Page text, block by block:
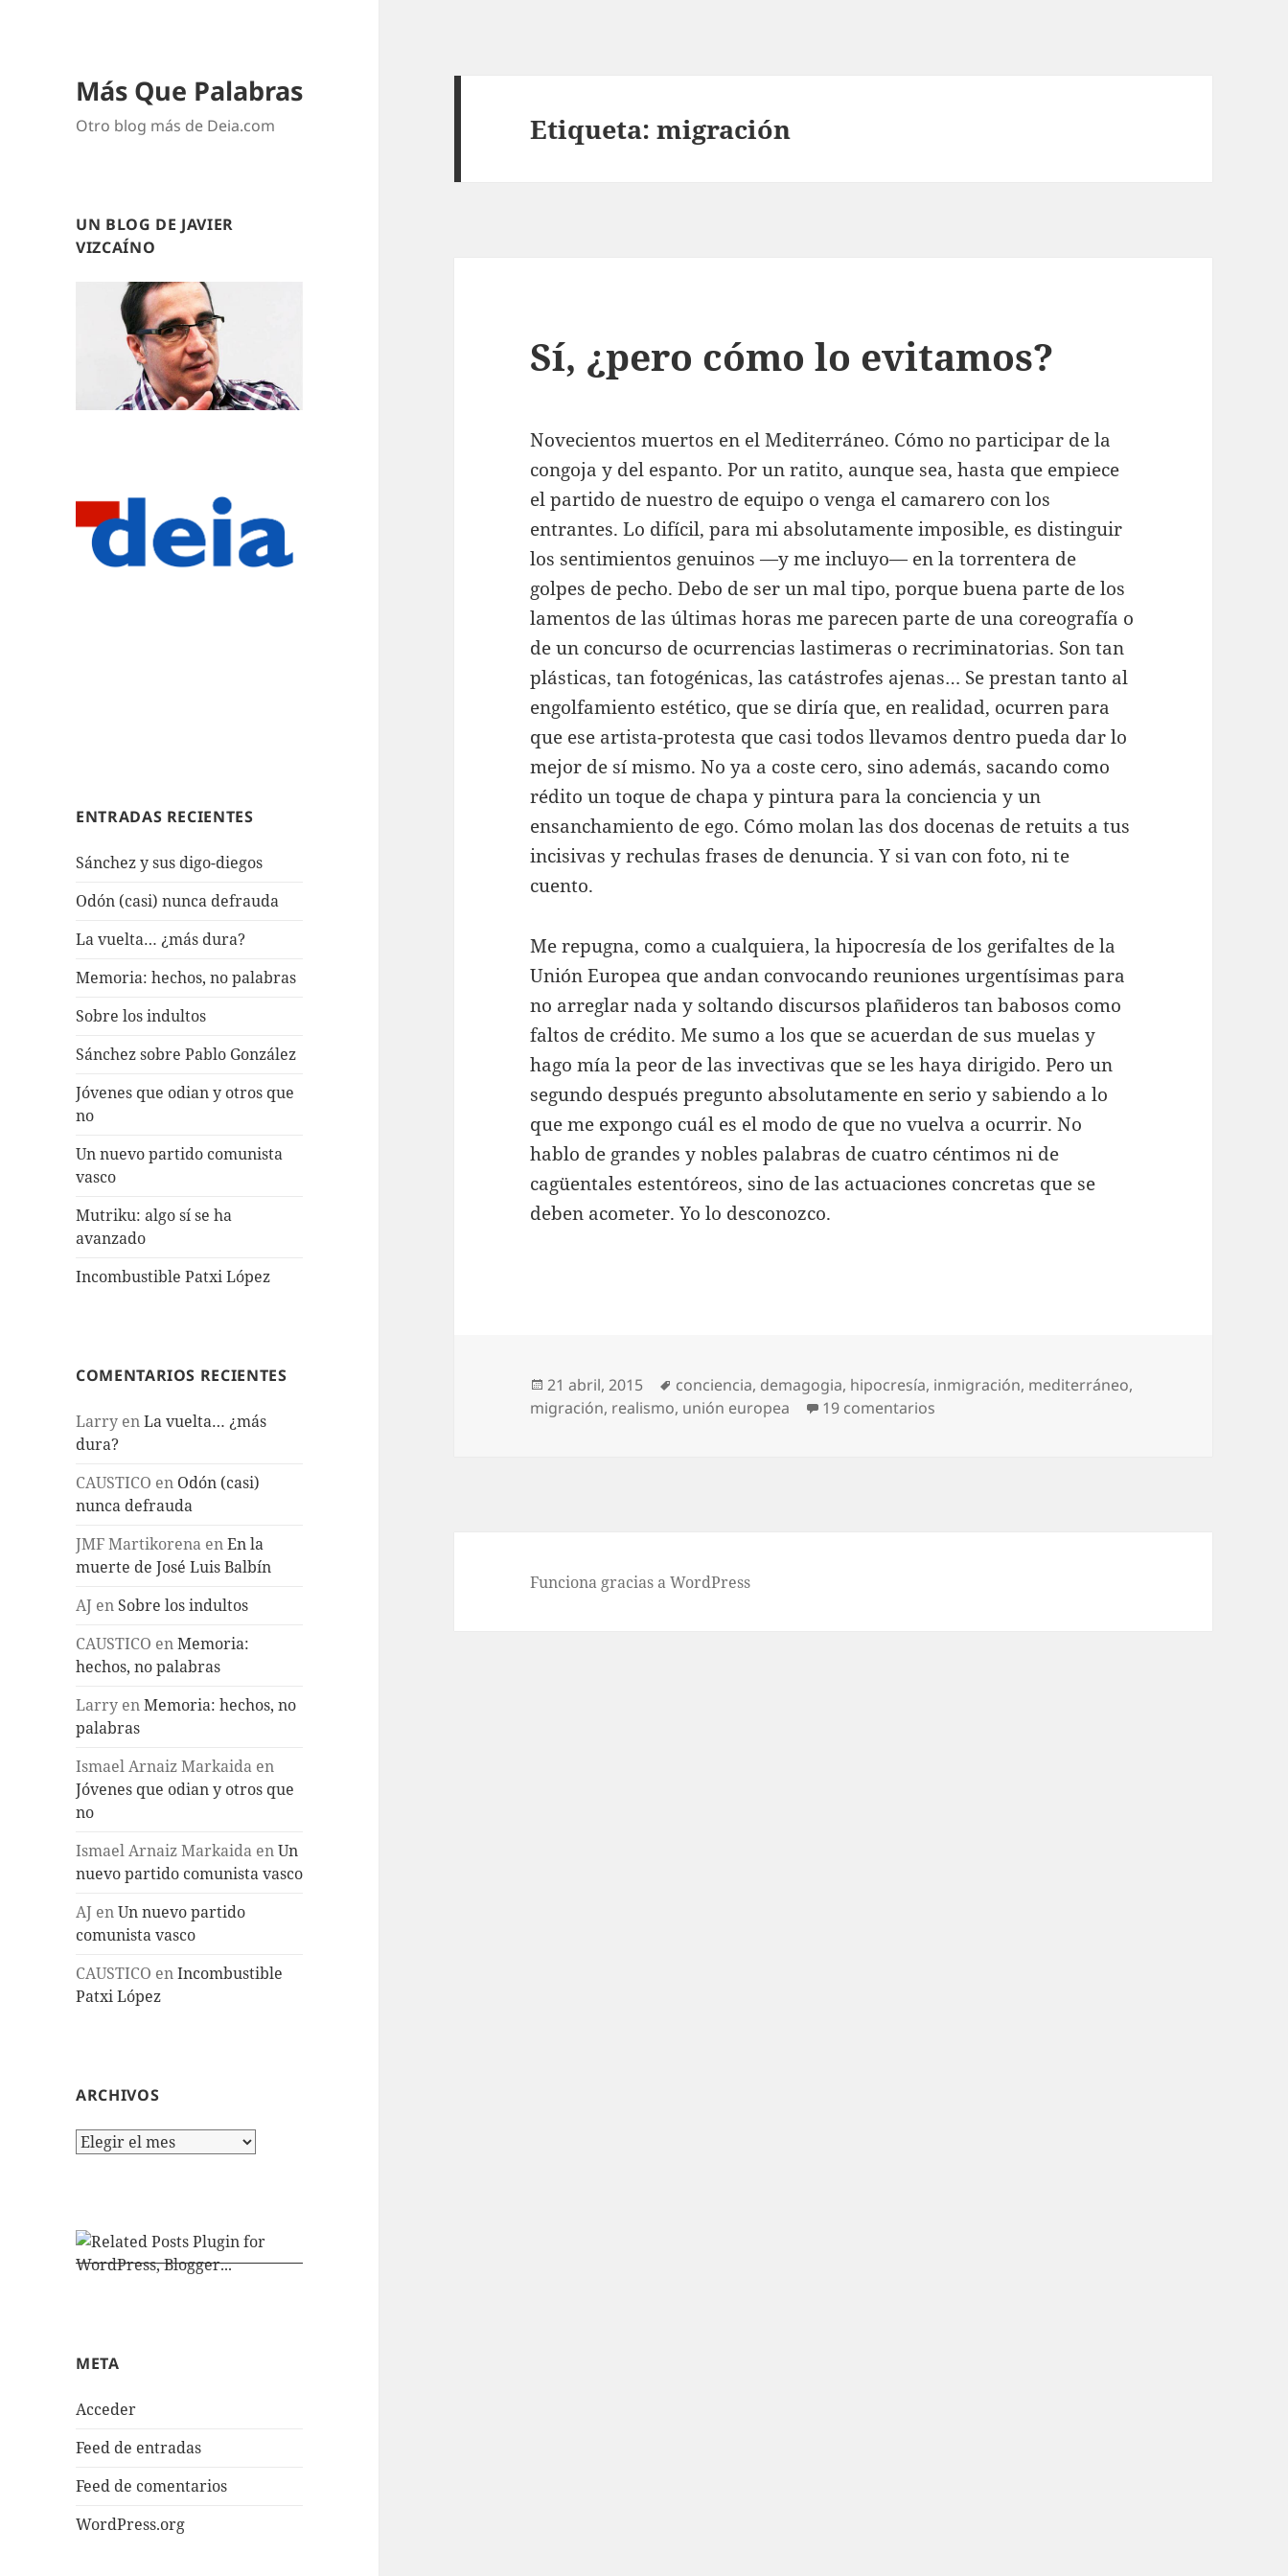
Más Que Palabras
Otro blog más de Deia.com
UN BLOG DE JAVIER
VIZCAÍNO
ENTRADAS RECIENTES
Sánchez y sus digo-diegos
Odón (casi) nunca defrauda
La vuelta… ¿más dura?
Memoria: hechos, no palabras
Sobre los indultos
Sánchez sobre Pablo González
Jóvenes que odian y otros que
no
Un nuevo partido comunista
vasco
Mutriku: algo sí se ha
avanzado
Incombustible Patxi López
COMENTARIOS RECIENTES
Larry enLa vuelta… ¿más
dura?
CAUSTICO en Odón (casi)
nunca defrauda
JMF Martikorena enEn la
muerte de José Luis Balbín
AJ en Sobre los indultos
CAUSTICO enMemoria:
hechos, no palabras
Larry enMemoria: hechos, no
palabras
Ismael Arnaiz Markaida en
Jóvenes que odian y otros que
no
Ismael Arnaiz Markaida enUn
nuevo partido comunista vasco
AJ enUn nuevo partido
comunista vasco
CAUSTICO enIncombustible
Patxi López
ARCHIVOS
Archivos
META
Acceder
Feed de entradas
Feed de comentarios
WordPress.org
Etiqueta:migración
Sí, ¿pero cómo lo evitamos?
Novecientos muertos en el Mediterráneo. Cómo no participar de la
congoja y del espanto. Por un ratito, aunque sea, hasta que empiece
el partido de nuestro de equipo o venga el camarero con los
entrantes. Lo difícil, para mi absolutamente imposible, es distinguir
los sentimientos genuinos —y me incluyo— en la torrentera de
golpes de pecho. Debo de ser un mal tipo, porque buena parte de los
lamentos de las últimas horas me parecen parte de una coreografía o
de un concurso de ocurrencias lastimeras o recriminatorias. Son tan
plásticas, tan fotogénicas, las catástrofes ajenas… Se prestan tanto al
engolfamiento estético, que se diría que, en realidad, ocurren para
que ese artista-protesta que casi todos llevamos dentro pueda dar lo
mejor de sí mismo. No ya a coste cero, sino además, sacando como
rédito un toque de chapa y pintura para la conciencia y un
ensanchamiento de ego. Cómo molan las dos docenas de retuits a tus
incisivas y rechulas frases de denuncia. Y si van con foto, ni te
cuento.
Me repugna, como a cualquiera, la hipocresía de los gerifaltes de la
Unión Europea que andan convocando reuniones urgentísimas para
no arreglar nada y soltando discursos plañideros tan babosos como
faltos de crédito. Me sumo a los que se acuerdan de sus muelas y
hago mía la peor de las invectivas que se les haya dirigido. Pero un
segundo después pregunto absolutamente en serio y sabiendo a lo
que me expongo cuál es el modo de que no vuelva a ocurrir. No
hablo de grandes y nobles palabras de cuatro céntimos ni de
cagüentales estentóreos, sino de las actuaciones concretas que se
deben acometer. Yo lo desconozco.
Publicado
el
21 abril, 2015 Etiquetas
conciencia, demagogia, hipocresía, inmigración, mediterráneo,
migración, realismo, unión europea 19 comentarios
Funciona gracias a WordPress